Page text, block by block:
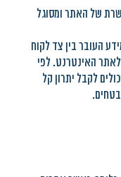
של האתר ומסוגל
העובר בין צד לקוח
האינטרנט. לפי
לקבל יתרון קל